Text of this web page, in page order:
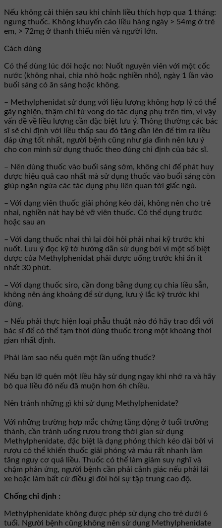
Nếu không cải thiện sau khi chỉnh liều thích hợp qua 1 tháng:
ngưng thuốc. Không khuyến cáo liều hàng ngày > 54mg ở trẻ
em, > 72mg ở thanh thiếu niên và người lớn.
Cách dùng
Có thể dùng lúc đói hoặc no: Nuốt nguyên viên với một cốc
nước (không nhai, chia nhỏ hoặc nghiền nhỏ), ngày 1 lần vào
buổi sáng có ăn sáng hoặc không.
– Methylphenidat sử dụng với liệu lượng không hợp lý có thể
gây nghiện, thậm chí tử vong do tác dụng phụ trên tim, vì vậy
vấn đề về liều lượng cần đặc biệt lưu ý. Thông thường các bác
sĩ sẽ chỉ định với liều thấp sau đó tăng dần lên để tìm ra liều
đáp ứng tốt nhất, người bệnh cũng như gia đình nên lưu ý
cho con mình sử dụng thuốc theo đúng chỉ định của bác sĩ.
– Nên dùng thuốc vào buổi sáng sớm, không chỉ để phát huy
được hiệu quả cao nhất mà sử dụng thuốc vào buổi sáng còn
giúp ngăn ngừa các tác dụng phụ liên quan tới giấc ngủ.
– Với dạng viên thuốc giải phóng kéo dài, không nên cho trẻ
nhai, nghiền nát hay bẻ vỡ viên thuốc. Có thể dụng trước
hoặc sau an
– Với dạng thuốc nhai thì lại đòi hỏi phải nhai kỹ trước khi
nuốt. Lưu ý đọc kỹ tờ hướng dẫn sử dụng bởi vì một số biệt
dược của Methylphenidat phải được uống trước khi ăn ít
nhất 30 phút.
– Với dạng thuốc siro, cần đong bằng dụng cụ chia liều sẵn,
không nên áng khoảng để sử dụng, lưu ý lắc kỹ trước khi
dùng.
– Nếu phải thực hiện loại phẫu thuật nào đó hãy trao đổi với
bác sĩ để có thể tạm thời dùng thuốc trong một khoảng thời
gian nhất định.
Phải làm sao nếu quên một lần uống thuốc?
Nếu bạn lỡ quên một liều hãy sử dụng ngay khi nhớ ra và hãy
bỏ qua liều đó nếu đã muộn hơn 6h chiều.
Nên tránh những gì khi sử dụng Methylphenidate?
Với những trường hợp mắc chứng tăng động ở tuổi trưởng
thành, cần tránh uống rượu trong thời gian sử dụng
Methylphenidate, đặc biệt là dạng phóng thích kéo dài bởi vì
rượu có thể khiến thuốc giải phóng và máu rất nhanh làm
tăng nguy cơ quá liều. Thuốc có thể làm giảm suy nghĩ và
chậm phản ứng, người bệnh cần phải cảnh giác nếu phải lái
xe hoặc làm bất cứ điều gì đòi hỏi sự tập trung cao độ.
Chống chỉ định :
Methylphenidate không được phép sử dụng cho trẻ dưới 6
tuổi. Người bệnh cũng không nên sử dụng Methylphenidate